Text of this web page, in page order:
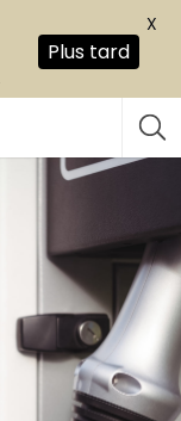
Plus tard
X